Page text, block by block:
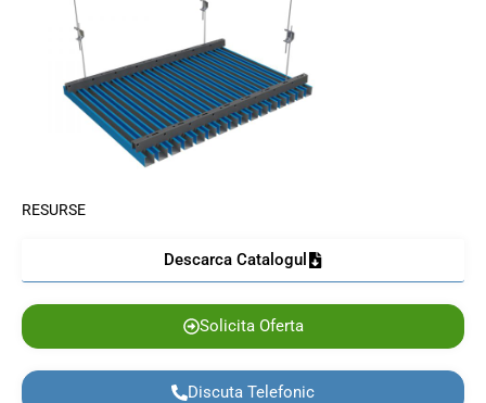
RESURSE
Descarca Catalogul
Solicita Oferta
Discuta Telefonic